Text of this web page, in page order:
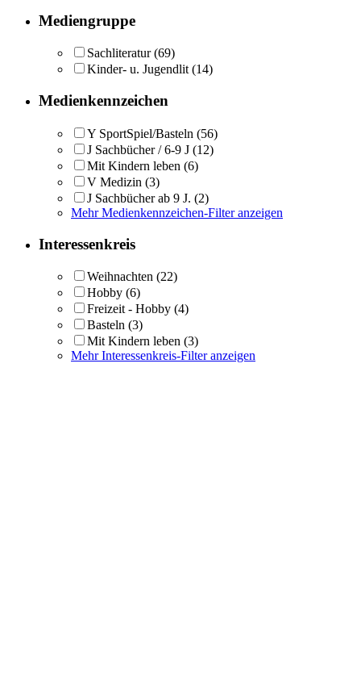
Mediengruppe
Sachliteratur (69)
Kinder- u. Jugendlit (14)
Medienkennzeichen
Y SportSpiel/Basteln (56)
J Sachbücher / 6-9 J (12)
Mit Kindern leben (6)
V Medizin (3)
J Sachbücher ab 9 J. (2)
Mehr Medienkennzeichen-Filter anzeigen
Interessenkreis
Weihnachten (22)
Hobby (6)
Freizeit - Hobby (4)
Basteln (3)
Mit Kindern leben (3)
Mehr Interessenkreis-Filter anzeigen